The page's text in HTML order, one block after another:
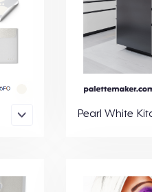
Pearl White